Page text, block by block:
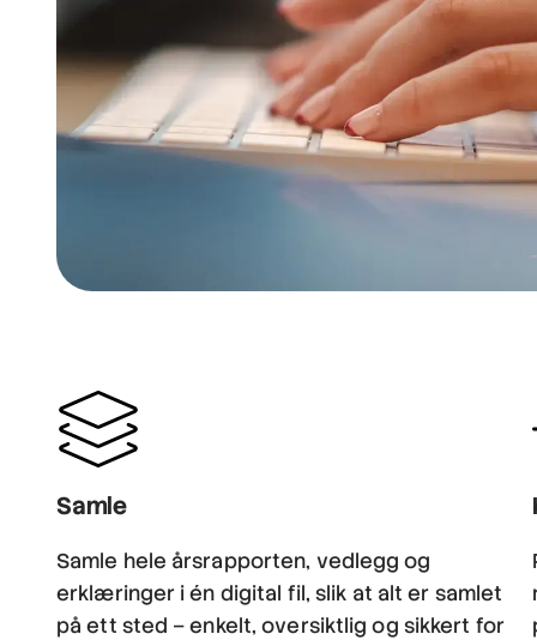
Samle
Samle hele årsrapporten, vedlegg og
erklæringer i én digital fil, slik at alt er samlet
på ett sted – enkelt, oversiktlig og sikkert for